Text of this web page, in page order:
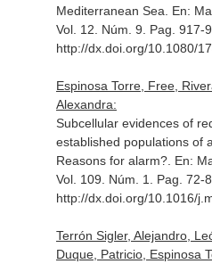
Mediterranean Sea. En:
Vol. 12. Núm. 9. Pag. 917-
http://dx.doi.org/10.1080/
Espinosa Torre, Free,
Alexandra:
Subcellular evidences of
established populations of
Reasons for alarm?. En:
Vol. 109. Núm. 1. Pag. 72-
http://dx.doi.org/10.1016/
Terrón Sigler, Alejandro,
Duque, Patricio, Espinosa